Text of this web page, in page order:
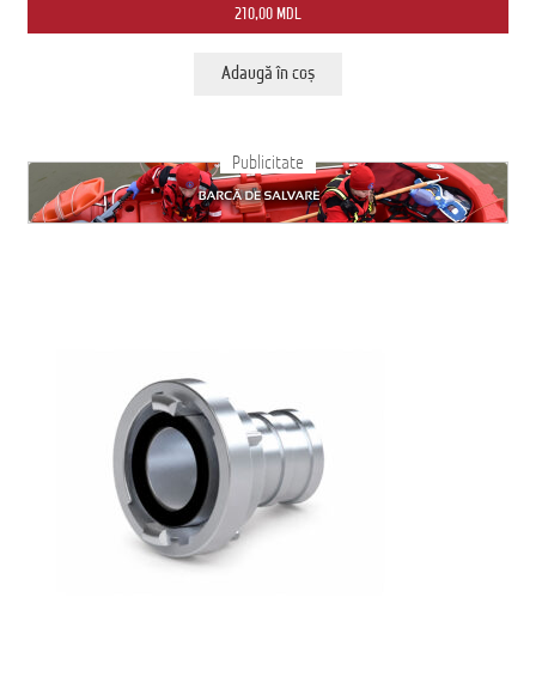
210,00 MDL
Adaugă în coș